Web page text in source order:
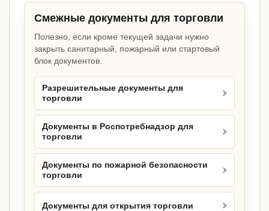
Смежные документы для торговли
Полезно, если кроме текущей задачи нужно
закрыть санитарный, пожарный или стартовый
блок документов.
Разрешительные документы для
торговли
Документы в Роспотребнадзор для
торговли
Документы по пожарной безопасности
торговли
Документы для открытия торговли